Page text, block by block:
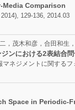
Comparison
129-136, 2014.03
，茂木和彦，合田和生
ンにおける2表結合
ネジメントに関する
Space in Periodic-